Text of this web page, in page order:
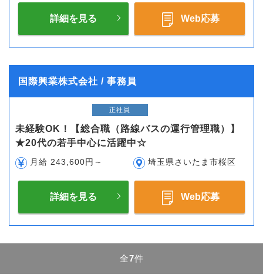
詳細を見る Web応募
国際興業株式会社 / 事務員
正社員
未経験OK！【総合職（路線バスの運行管理職）】
★20代の若手中心に活躍中☆
月給 243,600円～ 埼玉県さいたま市桜区
詳細を見る Web応募
全7件